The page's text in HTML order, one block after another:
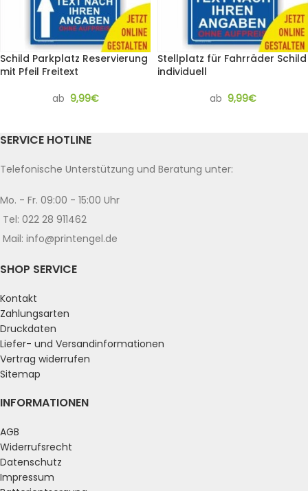
Schild Parkplatz Reservierung
mit Pfeil Freitext
ab 9,99€
Stellplatz für Fahrräder Schild
individuell
ab 9,99€
SERVICE HOTLINE
Telefonische Unterstützung und Beratung unter:
Mo. - Fr. 09:00 - 15:00 Uhr
Tel: 022 28 911462
Mail: info@printengel.de
SHOP SERVICE
Kontakt
Zahlungsarten
Druckdaten
Liefer- und Versandinformationen
Vertrag widerrufen
Sitemap
INFORMATIONEN
AGB
Widerrufsrecht
Datenschutz
Impressum